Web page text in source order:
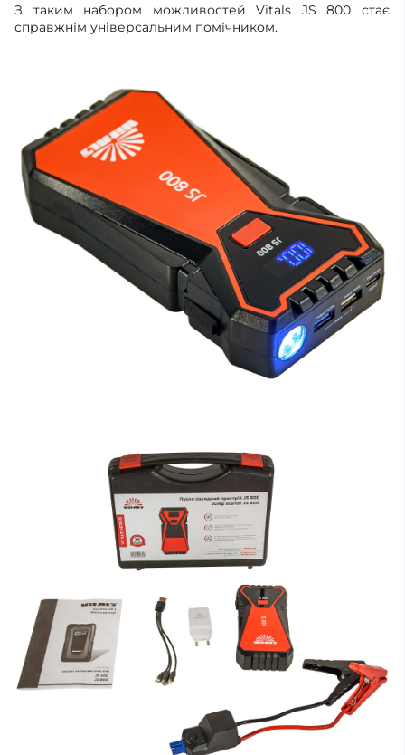
З таким набором можливостей Vitals JS 800 стає
справжнім універсальним помічником.